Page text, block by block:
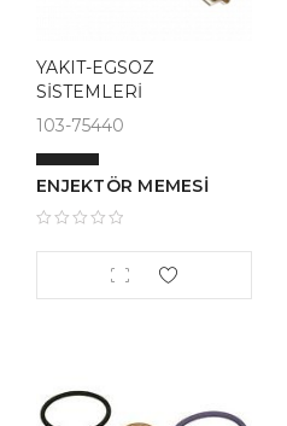
YAKIT-EGSOZ
SİSTEMLERİ
103-75440
ENJEKTÖR MEMESİ